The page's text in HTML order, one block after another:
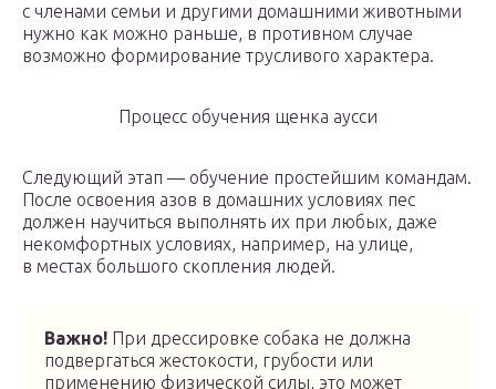
с членами семьи и другими домашними животными
нужно как можно раньше, в противном случае
возможно формирование трусливого характера.
Процесс обучения щенка аусси
Следующий этап — обучение простейшим командам.
После освоения азов в домашних условиях пес
должен научиться выполнять их при любых, даже
некомфортных условиях, например, на улице,
в местах большого скопления людей.
Важно! При дрессировке собака не должна
подвергаться жестокости, грубости или
применению физической силы, это может